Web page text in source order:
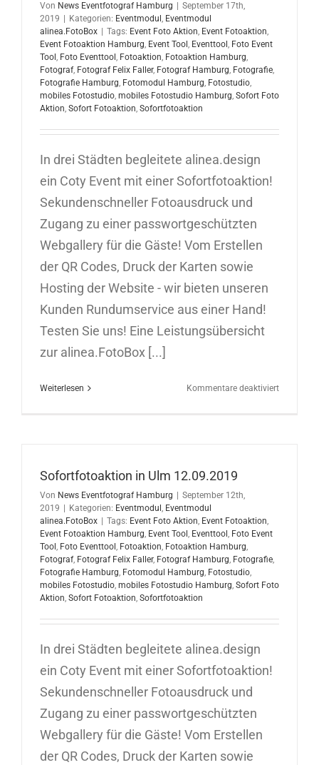
Von News Eventfotograf Hamburg
September 17th,
2019
Kategorien: Eventmodul , Eventmodul
alinea.FotoBox
Tags: Event Foto Aktion, Event Fotoaktion,
Event Fotoaktion Hamburg, Event Tool , Eventtool , Foto Event
Tool , Foto Eventtool , Fotoaktion, Fotoaktion Hamburg,
Fotograf, Fotograf Felix Faller, Fotograf Hamburg, Fotografie,
Fotografie Hamburg, Fotomodul Hamburg, Fotostudio,
mobiles Fotostudio, mobiles Fotostudio Hamburg, Sofort Foto
Aktion, Sofort Fotoaktion, Sofortfotoaktion
In drei Städten begleitete alinea.design
ein Coty Event mit einer Sofortfotoaktion!
Sekundenschneller Fotoausdruck und
Zugang zu einer passwortgeschützten
Webgallery für die Gäste! Vom Erstellen
der QR Codes, Druck der Karten sowie
Hosting der Website - wir bieten unseren
Kunden Rundumservice aus einer Hand!
Testen Sie uns! Eine Leistungsübersicht
zur alinea.FotoBox [...]
Weiterlesen Kommentare deaktiviertfür
Sofortfotoaktion in Ulm 12.09.2019
Von News Eventfotograf Hamburg
September 12th,
2019
Kategorien: Eventmodul , Eventmodul
alinea.FotoBox
Tags: Event Foto Aktion, Event Fotoaktion,
Event Fotoaktion Hamburg, Event Tool , Eventtool , Foto Event
Tool , Foto Eventtool , Fotoaktion, Fotoaktion Hamburg,
Fotograf, Fotograf Felix Faller, Fotograf Hamburg, Fotografie,
Fotografie Hamburg, Fotomodul Hamburg, Fotostudio,
mobiles Fotostudio, mobiles Fotostudio Hamburg, Sofort Foto
Aktion, Sofort Fotoaktion, Sofortfotoaktion
In drei Städten begleitete alinea.design
ein Coty Event mit einer Sofortfotoaktion!
Sekundenschneller Fotoausdruck und
Zugang zu einer passwortgeschützten
Webgallery für die Gäste! Vom Erstellen
der QR Codes, Druck der Karten sowie